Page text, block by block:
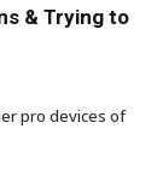
& Trying to
pro devices of